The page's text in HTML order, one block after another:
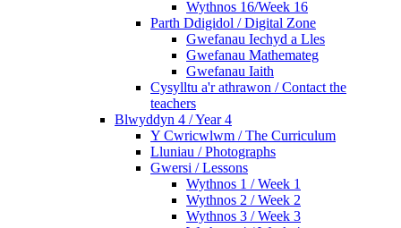
Wythnos 16/Week 16
Parth Ddigidol / Digital Zone
Gwefanau Iechyd a Lles
Gwefanau Mathemateg
Gwefanau Iaith
Cysylltu a'r athrawon / Contact the
teachers
Blwyddyn 4 / Year 4
Y Cwricwlwm / The Curriculum
Lluniau / Photographs
Gwersi / Lessons
Wythnos 1 / Week 1
Wythnos 2 / Week 2
Wythnos 3 / Week 3